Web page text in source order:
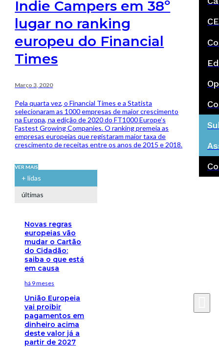
Indie Campers em 38º
lugar no ranking
europeu do Financial
Times
Março 3, 2020
Pela quarta vez, o Financial Times e a Statista
selecionaram as 1000 empresas de maior crescimento
na Europa, na edição de 2020 do FT1000 Europe’s
Fastest Growing Companies. O ranking premeia as
empresas europeias que registaram maior taxa de
crescimento de receitas entre os anos de 2015 e 2018.
VER MAIS
+ lidas
últimas
Novas regras
europeias vão
mudar o Cartão
do Cidadão:
saiba o que está
em causa
há 9 meses
União Europeia
vai proibir
pagamentos em
dinheiro acima
deste valor já a
partir de 2027